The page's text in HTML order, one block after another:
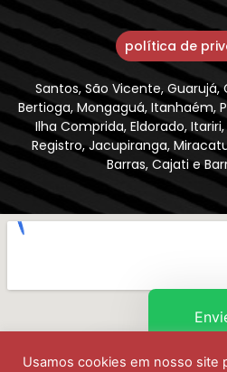
política de
Santos, São Vicente,
Bertioga, Mongaguá, Itanhaém,
Ilha Comprida, Eldorado,
Registro, Jacupiranga,
Barras, Cajati e
Usamos cookies em nosso site